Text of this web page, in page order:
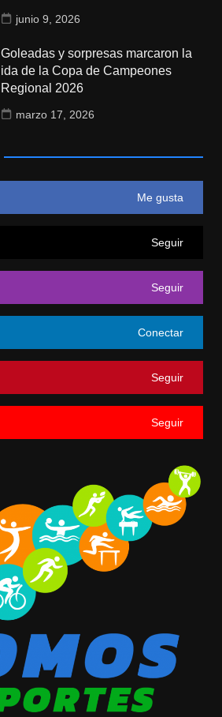
junio 9, 2026
Goleadas y sorpresas marcaron la
ida de la Copa de Campeones
Regional 2026
marzo 17, 2026
Me gusta
Seguir
Seguir
Conectar
Seguir
Seguir